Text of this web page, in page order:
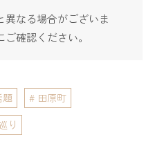
なる場合がございま
確認ください。
題
田原町
り